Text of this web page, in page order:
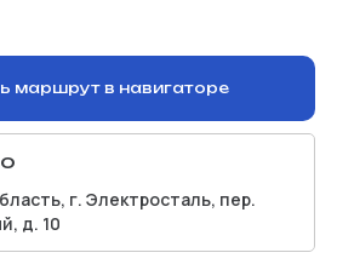
маршрут в навигаторе
г. Электросталь, пер.
д. 10